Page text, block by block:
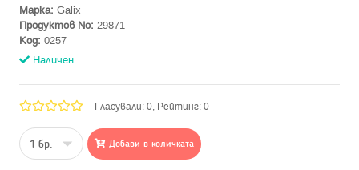
Марка: Galix
Продуктов No: 29871
Код: 0257
Наличен
Гласували: 0, Рейтинг: 0
Добави в количката